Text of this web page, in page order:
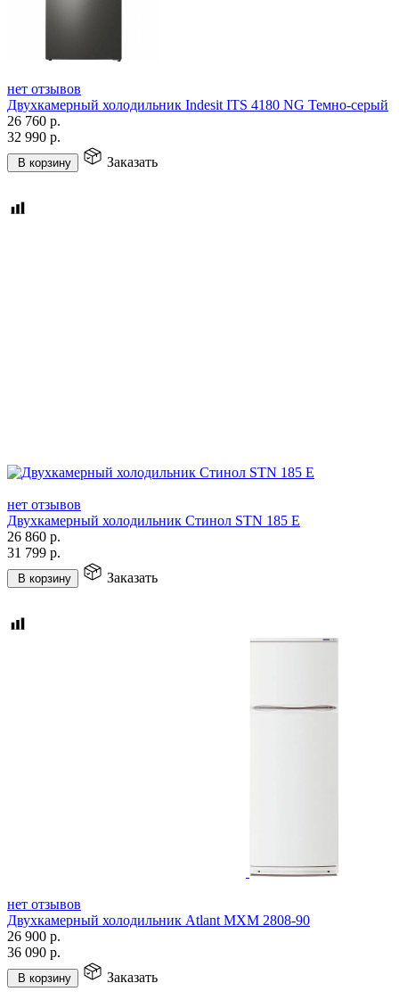
нет отзывов
Двухкамерный холодильник Indesit ITS 4180 NG Темно-серый
26 760 р.
32 990 р.
В корзину Заказать
нет отзывов
Двухкамерный холодильник Стинол STN 185 E
26 860 р.
31 799 р.
В корзину Заказать
нет отзывов
Двухкамерный холодильник Atlant МХМ 2808-90
26 900 р.
36 090 р.
В корзину Заказать